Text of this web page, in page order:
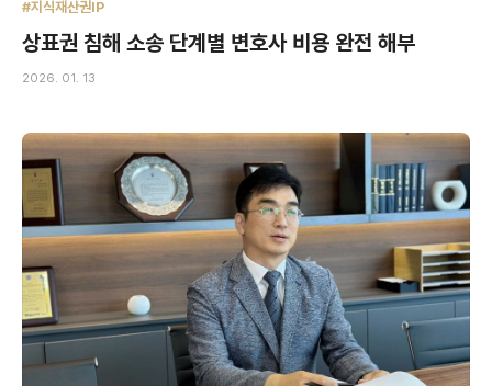
#지식재산권IP
상표권 침해 소송 단계별 변호사 비용 완전 해부
2026. 01. 13